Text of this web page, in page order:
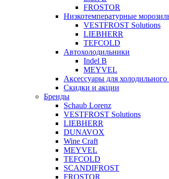
FROSTOR
Низкотемпературные
VESTFROST Solutions
LIEBHERR
TEFCOLD
Автохолодильники
Indel B
MEYVEL
Аксессуары для
Скидки и акции
Бренды
Schaub Lorenz
VESTFROST Solutions
LIEBHERR
DUNAVOX
Wine Craft
MEYVEL
TEFCOLD
SCANDIFROST
FROSTOR